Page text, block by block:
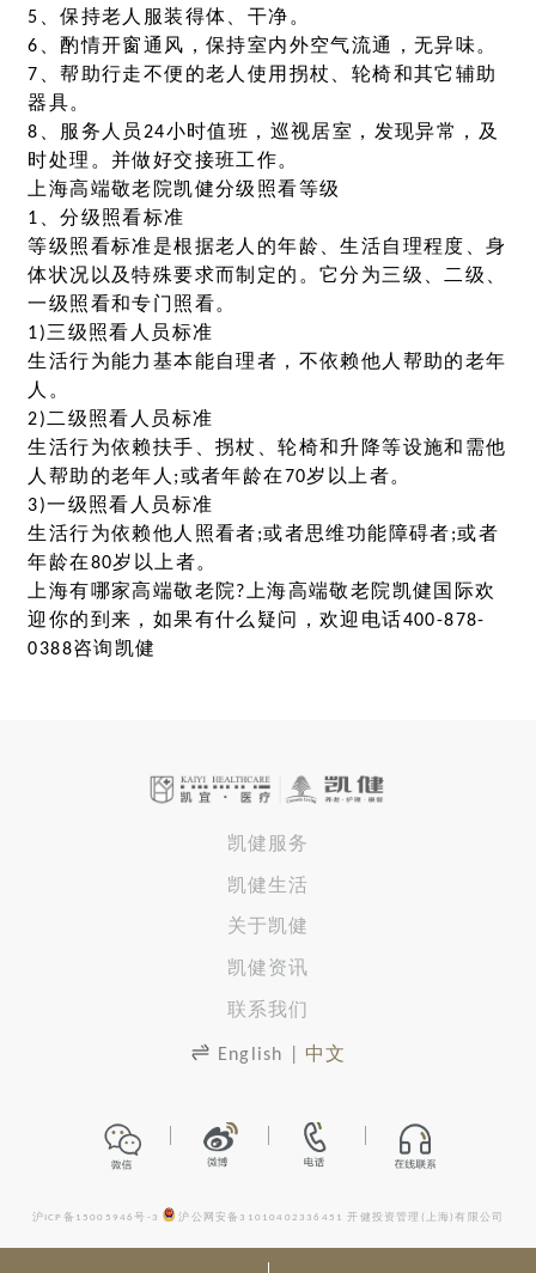
5、保持老人服装得体、干净。
6、酌情开窗通风，保持室内外空气流通，无异味。
7、帮助行走不便的老人使用拐杖、轮椅和其它辅助
器具。
8、服务人员24小时值班，巡视居室，发现异常，及
时处理。并做好交接班工作。
上海高端敬老院凯健分级照看等级
1、分级照看标准
等级照看标准是根据老人的年龄、生活自理程度、身
体状况以及特殊要求而制定的。它分为三级、二级、
一级照看和专门照看。
1)三级照看人员标准
生活行为能力基本能自理者，不依赖他人帮助的老年
人。
2)二级照看人员标准
生活行为依赖扶手、拐杖、轮椅和升降等设施和需他
人帮助的老年人;或者年龄在70岁以上者。
3)一级照看人员标准
生活行为依赖他人照看者;或者思维功能障碍者;或者
年龄在80岁以上者。
上海有哪家高端敬老院?上海高端敬老院凯健国际欢
迎你的到来，如果有什么疑问，欢迎电话400-878-
0388咨询凯健
沪ICP备15005946号-3 沪公网安备31010402336451 开健投资管理(上海)有限公司
凯健服务
凯健生活
关于凯健
凯健资讯
联系我们
English 中文